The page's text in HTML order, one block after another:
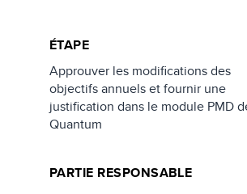
ÉTAPE
Approuver les modifications des
objectifs annuels et fournir une
justification dans le module PMD
Quantum
PARTIE RESPONSABLE